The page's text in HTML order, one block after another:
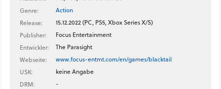
Genre:
Action
Release:
15.12.2022 (PC, PS5, Xbox Series X/S)
Publisher:
Focus Entertainment
Entwickler:
The Parasight
Webseite:
www.focus-entmt.com/en/games/blacktail
USK:
keine Angabe
DRM:
-